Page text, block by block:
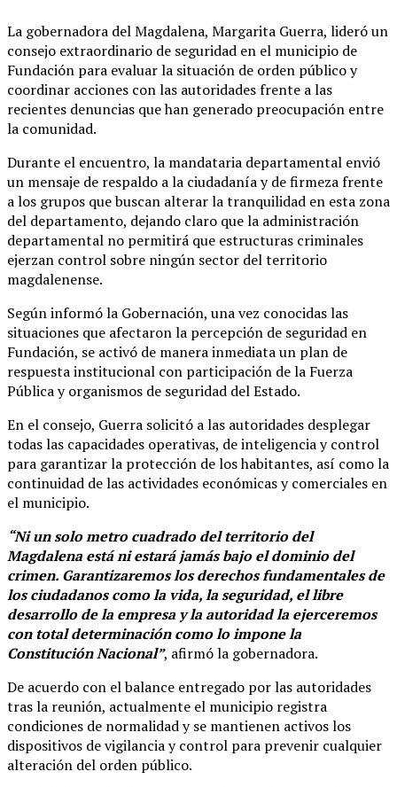
La gobernadora del Magdalena, Margarita Guerra, lideró un
consejo extraordinario de seguridad en el municipio de
Fundación para evaluar la situación de orden público y
coordinar acciones con las autoridades frente a las
recientes denuncias que han generado preocupación entre
la comunidad.
Durante el encuentro, la mandataria departamental envió
un mensaje de respaldo a la ciudadanía y de firmeza frente
a los grupos que buscan alterar la tranquilidad en esta zona
del departamento, dejando claro que la administración
departamental no permitirá que estructuras criminales
ejerzan control sobre ningún sector del territorio
magdalenense.
Según informó la Gobernación, una vez conocidas las
situaciones que afectaron la percepción de seguridad en
Fundación, se activó de manera inmediata un plan de
respuesta institucional con participación de la Fuerza
Pública y organismos de seguridad del Estado.
En el consejo, Guerra solicitó a las autoridades desplegar
todas las capacidades operativas, de inteligencia y control
para garantizar la protección de los habitantes, así como la
continuidad de las actividades económicas y comerciales en
el municipio.
“Ni un solo metro cuadrado del territorio del
Magdalena está ni estará jamás bajo el dominio del
crimen. Garantizaremos los derechos fundamentales de
los ciudadanos como la vida, la seguridad, el libre
desarrollo de la empresa y la autoridad la ejerceremos
con total determinación como lo impone la
Constitución Nacional”, afirmó la gobernadora.
De acuerdo con el balance entregado por las autoridades
tras la reunión, actualmente el municipio registra
condiciones de normalidad y se mantienen activos los
dispositivos de vigilancia y control para prevenir cualquier
alteración del orden público.